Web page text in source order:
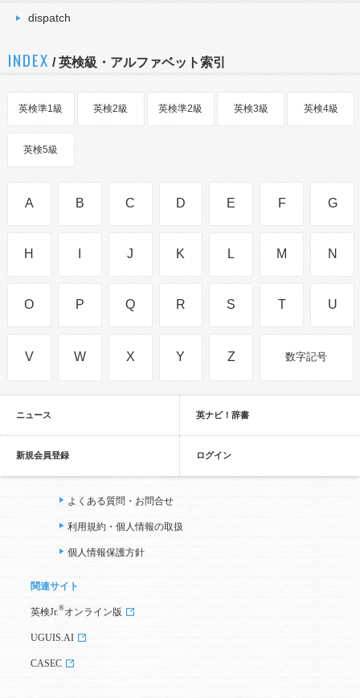
dispatch
INDEX / 英検級・アルファベット索引
英検準1級 英検2級 英検準2級 英検3級 英検4級
英検5級
A B C D E F G
H J K L M N
O P Q R S T U
V W X Y Z 数字記号
ニュース 英ナビ！辞書
新規会員登録 ログイン
よくある質問・お問合せ
利用規約・個人情報の取扱
個人情報保護方針
関連サイト
英検Jr. ®オンライン版
UGUIS.AI
CASEC